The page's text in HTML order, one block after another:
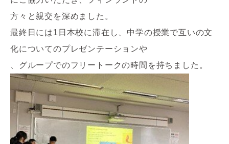
方々と親交を深めました。
最終日には1日本校に滞在し、中学の授業で互いの文
化についてのプレゼンテーションや
、グループでのフリートークの時間を持ちました。